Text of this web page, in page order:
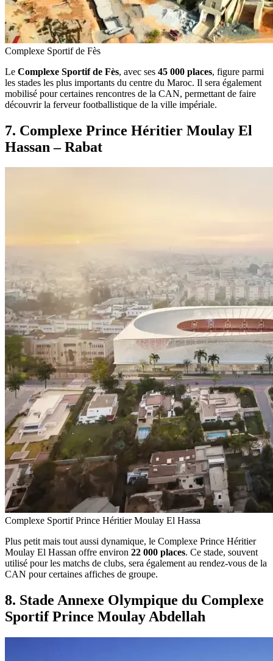
Complexe Sportif de Fès
Le Complexe Sportif de Fès, avec ses 45 000 places, figure parmi
les stades les plus importants du centre du Maroc. Il sera également
mobilisé pour certaines rencontres de la CAN, permettant de faire
découvrir la ferveur footballistique de la ville impériale.
7. Complexe Prince Héritier Moulay El
Hassan – Rabat
Complexe Sportif Prince Héritier Moulay El Hassa
Plus petit mais tout aussi dynamique, le Complexe Prince Héritier
Moulay El Hassan offre environ 22 000 places. Ce stade, souvent
utilisé pour les matchs de clubs, sera également au rendez-vous de la
CAN pour certaines affiches de groupe.
8. Stade Annexe Olympique du Complexe
Sportif Prince Moulay Abdellah